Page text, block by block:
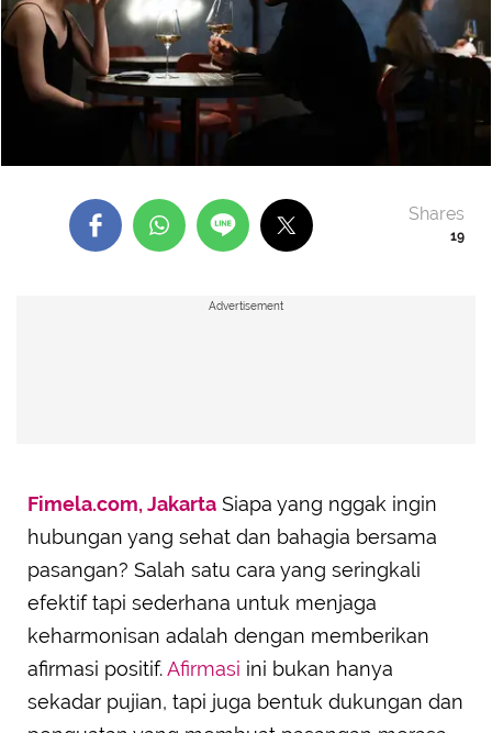
19
Shares
Fimela.com, Jakarta Siapa yang nggak ingin
hubungan yang sehat dan bahagia bersama
pasangan? Salah satu cara yang seringkali
efektif tapi sederhana untuk menjaga
keharmonisan adalah dengan memberikan
afirmasi positif.Afirmasi ini bukan hanya
sekadar pujian, tapi juga bentuk dukungan dan